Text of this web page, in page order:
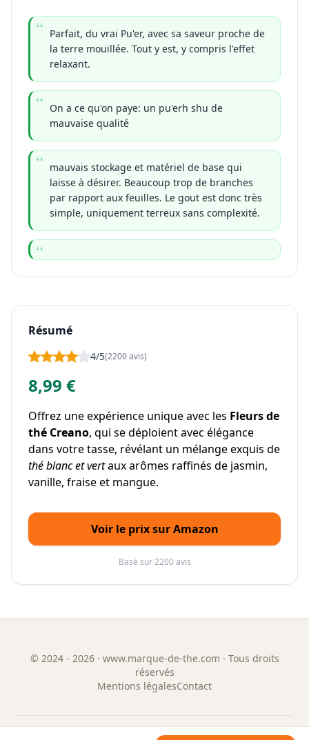
Parfait, du vrai Pu'er, avec sa saveur proche de
la terre mouillée. Tout y est, y compris l'effet
relaxant.
On a ce qu'on paye: un pu'erh shu de
mauvaise qualité
mauvais stockage et matériel de base qui
laisse à désirer. Beaucoup trop de branches
par rapport aux feuilles. Le gout est donc très
simple, uniquement terreux sans complexité.
Résumé
4/5(2200 avis)
8,99 €
Offrez une expérience unique avec les Fleurs de
thé Creano, qui se déploient avec élégance
dans votre tasse, révélant un mélange exquis de
thé blanc et vertaux arômes raffinés de jasmin,
vanille, fraise et mangue.
Voir le prix sur Amazon
Basé sur 2200 avis
© 2024 - 2026· www.marque-de-the.com · Tous droits
réservés
Mentions légalesContact
GUIDE & ANNUAIRE DES MARQUES DE THÉ